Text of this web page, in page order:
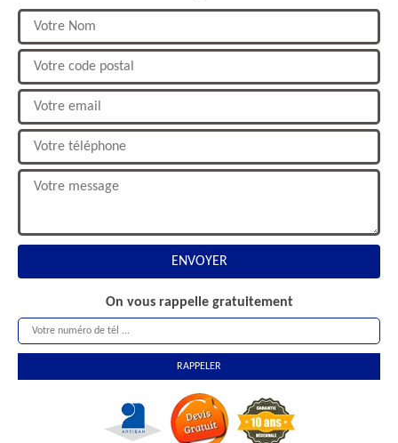
On vous rappelle gratuitement